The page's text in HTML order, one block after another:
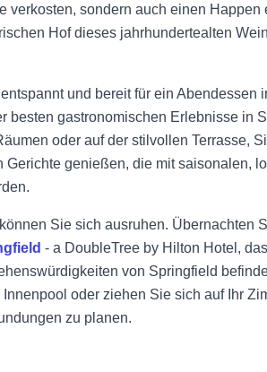
verkosten, sondern auch einen
Hof dieses jahrhundertealten
und bereit für ein Abendessen
besten gastronomischen Erlebnisse in
oder auf der stilvollen Terrasse,
Gerichte genießen, die mit saisonalen,
Sie sich ausruhen. Übernachten
- a DoubleTree by Hilton Hotel,
von Springfield
oder ziehen Sie sich auf Ihr
zu planen.